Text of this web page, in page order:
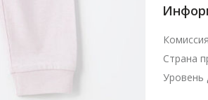
Комиссия
Страна
Уровень